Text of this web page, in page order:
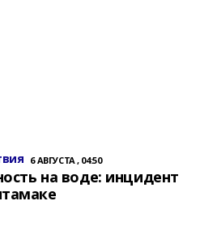
6 АВГУСТА , 04:50
на воде: инцидент